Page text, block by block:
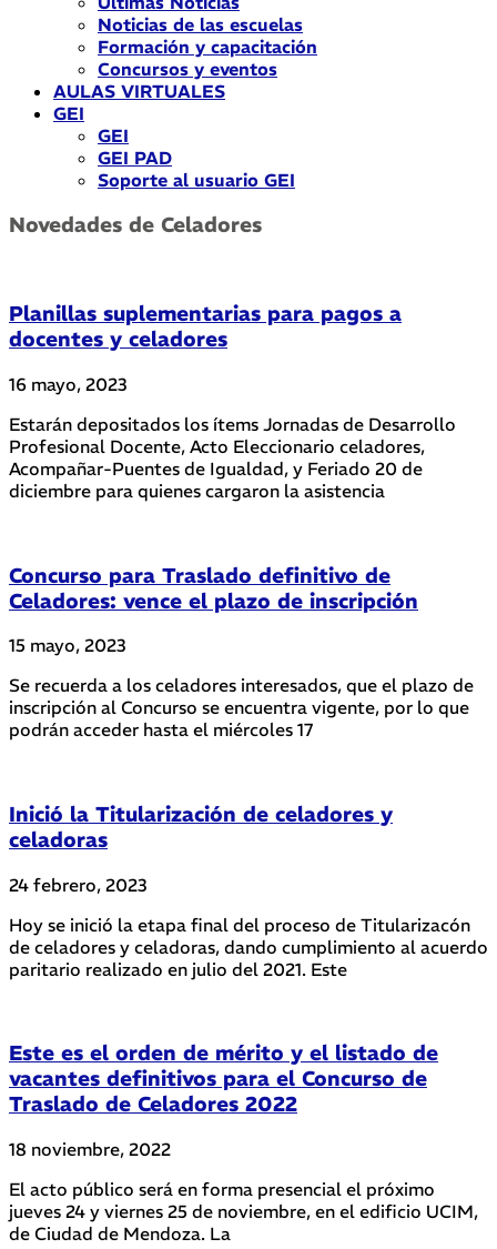
Noticias de las escuelas
Formación y capacitación
Concursos y eventos
AULAS VIRTUALES
GEI
GEI
GEI PAD
Soporte al usuario GEI
Novedades de Celadores
Planillas suplementarias para pagos a
docentes y celadores
16 mayo, 2023
Estarán depositados los ítems Jornadas de Desarrollo
Profesional Docente, Acto Eleccionario celadores,
Acompañar-Puentes de Igualdad, y Feriado 20 de
diciembre para quienes cargaron la asistencia
Concurso para Traslado definitivo de
Celadores: vence el plazo de inscripción
15 mayo, 2023
Se recuerda a los celadores interesados, que el plazo de
inscripción al Concurso se encuentra vigente, por lo que
podrán acceder hasta el miércoles 17
Inició la Titularización de celadores y
celadoras
24 febrero, 2023
Hoy se inició la etapa final del proceso de Titularizacón
de celadores y celadoras, dando cumplimiento al acuerdo
paritario realizado en julio del 2021. Este
Este es el orden de mérito y el listado de
vacantes definitivos para el Concurso de
Traslado de Celadores 2022
18 noviembre, 2022
El acto público será en forma presencial el próximo
jueves 24 y viernes 25 de noviembre, en el edificio UCIM,
de Ciudad de Mendoza. La